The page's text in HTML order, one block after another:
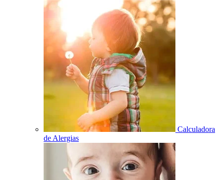
Calculadora
de Alergias